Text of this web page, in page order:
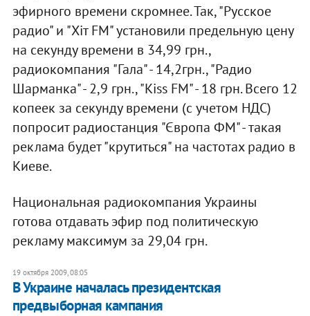
эфирного времени скромнее. Так, "Русское
радио" и "Хіт FM" установили предельную цену
на секунду времени в 34,99 грн.,
радиокомпания "Гала" - 14,2грн., "Радио
Шарманка" - 2,9 грн., "Kiss FM" - 18 грн. Всего 12
копеек за секунду времени (с учетом НДС)
попросит радиостанция "Європа ФМ" - такая
реклама будет "крутиться" на частотах радио в
Киеве.
Национальная радиокомпания Украины
готова отдавать эфир под политическую
рекламу максимум за 29,04 грн.
19 октября 2009, 08:05
В Украине началась президентская
предвыборная кампания